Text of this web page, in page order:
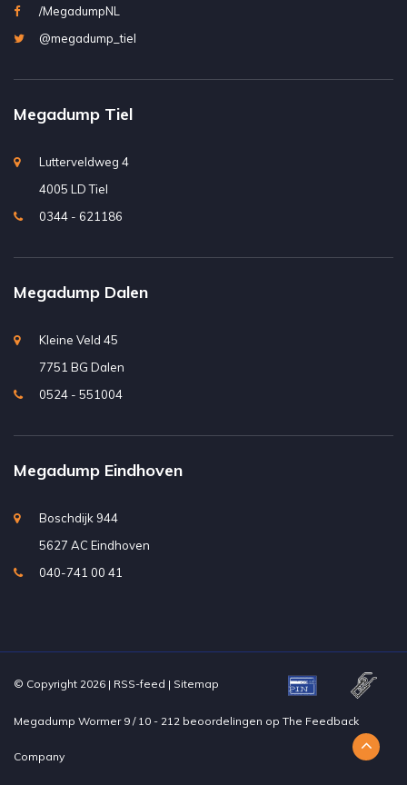
/MegadumpNL
@megadump_tiel
Megadump Tiel
Lutterveldweg 4
4005 LD Tiel
0344 - 621186
Megadump Dalen
Kleine Veld 45
7751 BG Dalen
0524 - 551004
Megadump Eindhoven
Boschdijk 944
5627 AC Eindhoven
040-741 00 41
© Copyright 2026 | RSS-feed | Sitemap
Megadump Wormer 9 / 10 - 212 beoordelingen op The Feedback
Company